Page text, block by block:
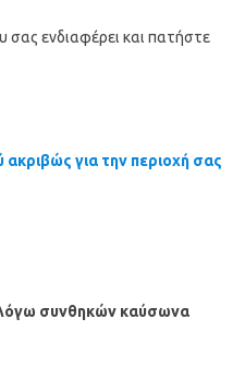
σας ενδιαφέρει και πατήστε
για την περιοχή σας
συνθηκών καύσωνα